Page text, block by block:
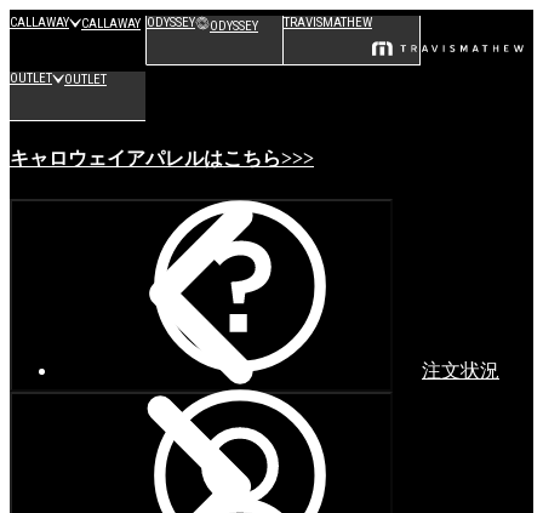
CALLAWAY CALLAWAY ODYSSEY ODYSSEY TRAVISMATHEW
OUTLET OUTLET
キャロウェイアパレルはこちら>>>
注文状況